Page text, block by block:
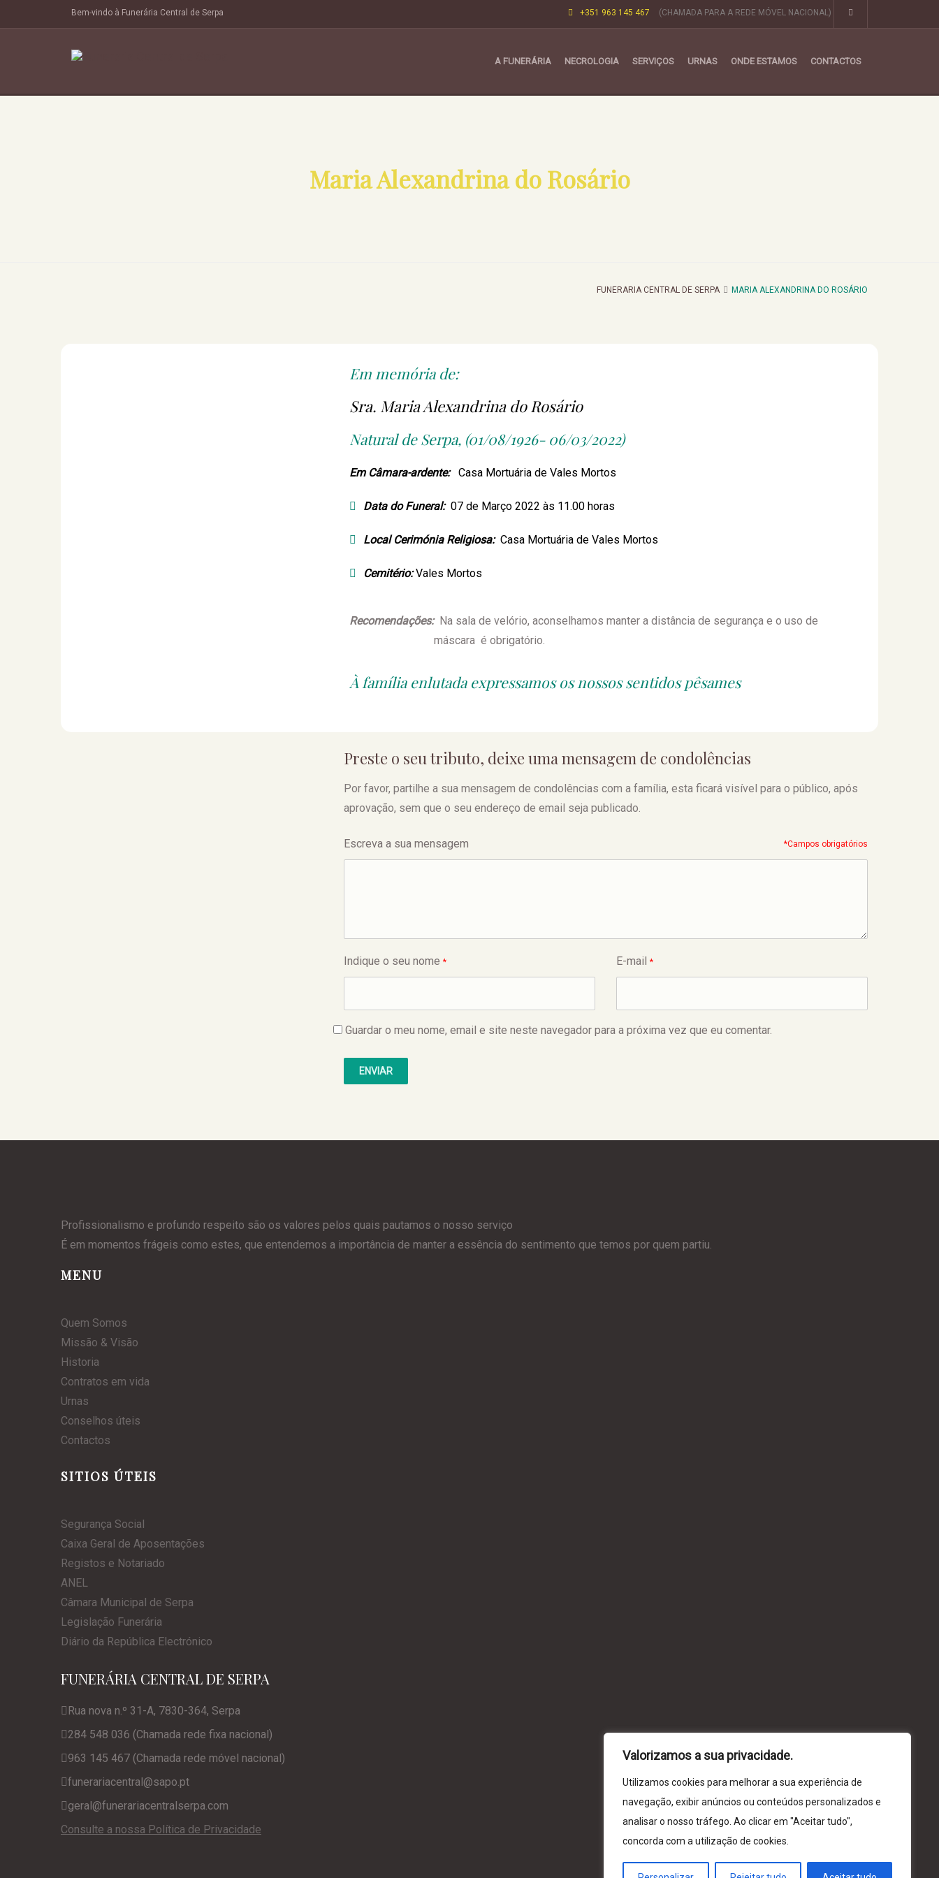
Valorizamos a sua privacidade.
Utilizamos cookies para melhorar a sua experiência de
navegação, exibir anúncios ou conteúdos personalizados e
analisar o nosso tráfego. Ao clicar em "Aceitar tudo",
concorda com a utilização de cookies.
Bem-vindo à Funerária Central de Serpa +351 963 145 467 (CHAMADA PARA A REDE MÓVEL NACIONAL)
A FUNERÁRIA NECROLOGIA SERVIÇOS URNAS ONDE ESTAMOS CONTACTOS
Maria Alexandrina do Rosário
FUNERARIA CENTRAL DE SERPA MARIA ALEXANDRINA DO ROSÁRIO
Em memória de:
Sra. Maria Alexandrina do Rosário
Natural de Serpa, (01/08/1926- 06/03/2022)
Em Câmara-ardente: Casa Mortuária de Vales Mortos
Data do Funeral:07 de Março 2022 às 11.00 horas
Local Cerimónia Religiosa: Casa Mortuária de Vales Mortos
Cemitério:Vales Mortos
Recomendações:Na sala de velório, aconselhamos manter a distância de segurança e o uso de
máscara é obrigatório.
À família enlutada expressamos os nossos sentidos pêsames
Preste o seu tributo, deixe uma mensagem de condolências
Por favor, partilhe a sua mensagem de condolências com a família, esta ficará visível para o público, após
aprovação, sem que o seu endereço de email seja publicado.
Escreva a sua mensagem *Campos obrigatórios
Indique o seu nome * E-mail *
Guardar o meu nome, email e site neste navegador para a próxima vez que eu comentar.
Profissionalismo e profundo respeito são os valores pelos quais pautamos o nosso serviço
É em momentos frágeis como estes, que entendemos a importância de manter a essência do sentimento que temos por quem partiu.
MENU
Quem Somos
Missão & Visão
Historia
Contratos em vida
Urnas
Conselhos úteis
Contactos
SITIOS ÚTEIS
Segurança Social
Caixa Geral de Aposentações
Registos e Notariado
ANEL
Câmara Municipal de Serpa
Legislação Funerária
Diário da República Electrónico
FUNERÁRIA CENTRAL DE SERPA
Rua nova n.º 31-A, 7830-364, Serpa
284 548 036 (Chamada rede fixa nacional)
963 145 467 (Chamada rede móvel nacional)
funerariacentral@sapo.pt
geral@funerariacentralserpa.com
Consulte a nossa Política de Privacidade